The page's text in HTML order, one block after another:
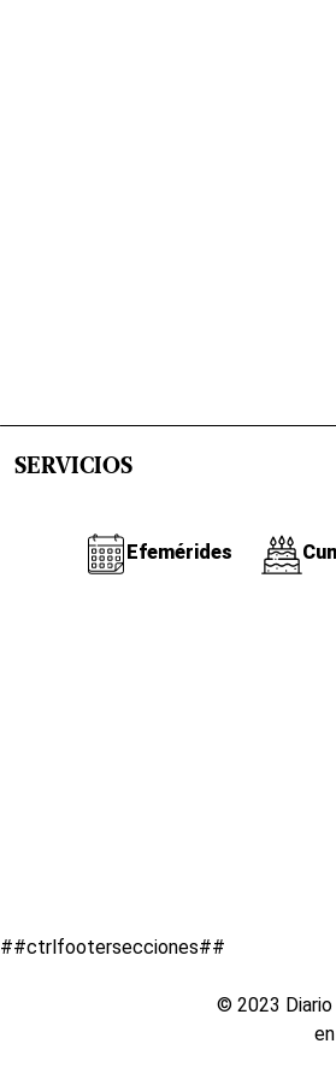
SERVICIOS
Efemérides
##ctrlfootersecciones##
© 2023
en